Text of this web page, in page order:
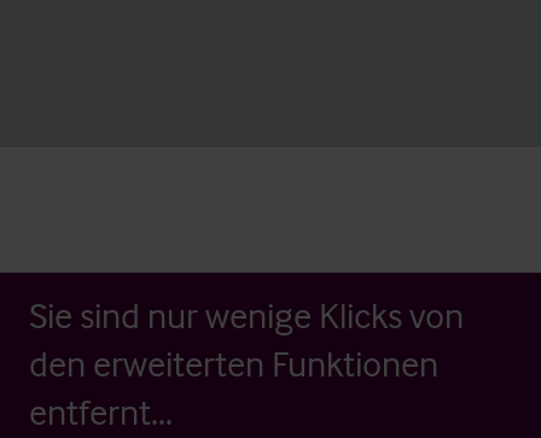
Sie sind nur wenige Klicks von
den erweiterten Funktionen
entfernt...